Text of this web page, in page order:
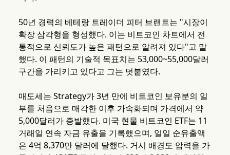
50년 경력의 베테랑 트레이더 피터 브랜트는 "시장이
확장 삼각형을 형성했다. 이는 비트코인 차트에서 전
통적으로 신뢰도가 높은 패턴으로 알려져 있다"고 말
했다. 이 패턴의 기술적 목표치는 53,000~55,000달러
구간을 가리키고 있다고 그는 덧붙였다.
매도세는 Strategy가 3년 만에 비트코인 보유분의 일
부를 처음으로 매각한 이후 가속화되며 가격에서 약
5,000달러가 증발했다. 미국 현물 비트코인 ETF는 11
거래일 연속 자금 유출을 기록했으며, 일일 순유출액
은 4억 8,370만 달러에 달했다. 거시 배경도 압력을 가